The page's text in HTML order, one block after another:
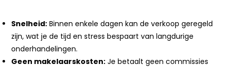
Snelheid: Binnen enkele dagen kan de verkoop geregeld
zijn, wat je de tijd en stress bespaart van langdurige
onderhandelingen.
Geen makelaarskosten: Je betaalt geen commissies